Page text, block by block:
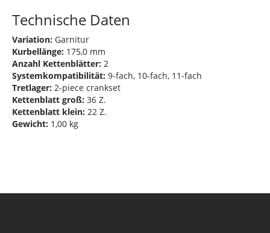
Technische Daten
Variation: Garnitur
Kurbellänge: 175,0 mm
Anzahl Kettenblätter: 2
Systemkompatibilität: 9-fach, 10-fach, 11-fach
Tretlager: 2-piece crankset
Kettenblatt groß: 36 Z.
Kettenblatt klein: 22 Z.
Gewicht: 1,00 kg